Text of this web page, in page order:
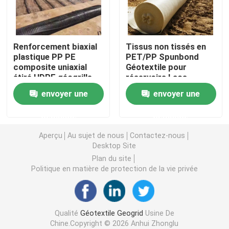
Grille en plastique d'herbe
tissu de drainage de géotextile
HDPE Geocell
Sacs de asséchage de Geotube
Géotextile Geobag
Contrôle d'érosion de Geomat
Renforcement biaxial
plastique PP PE
composite uniaxial
étiré HDPE géogrille
construction routière
ferroviaireenvoyer une
Tissus non tissés en
PET/PP Spunbond
Géotextile pour
réservoirs Lacs
artificiels Ressources
résiduelles étangs
Décharges Filtration
envoyer une
Aperçu Au sujet de nous
Contactez-nous
Desktop Site
Plan du site
Politique en matière de protection de la vie privée
Qualité Géotextile Geogrid Usine De
Chine.Copyright © 2026 Anhui Zhonglu